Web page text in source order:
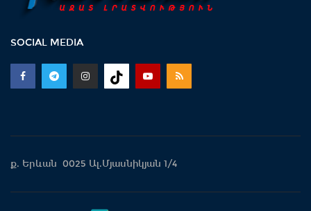
SOCIAL MEDIA
ք. Երևան 0025 Ալ.Մյասնիկյան 1/4